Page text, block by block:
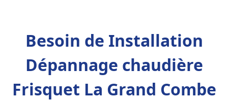
Besoin de Installation
Dépannage chaudière
Frisquet La Grand Combe